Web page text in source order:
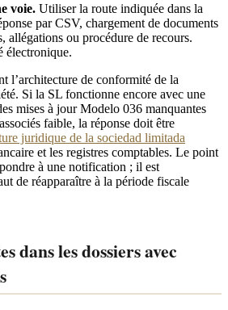
voie.Utiliser la route indiquée dans la
par CSV, chargement de documents
allégations ou procédure de recours.
électronique.
l’architecture de conformité de la
Si la SL fonctionne encore avec une
mises à jour Modelo 036 manquantes
faible, la réponse doit être
juridique de la sociedad limitada
et les registres comptables. Le point
à une notification ; il est
de réapparaître à la période fiscale
dans les dossiers avec